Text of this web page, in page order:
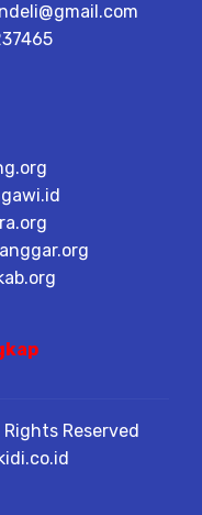
Reserved